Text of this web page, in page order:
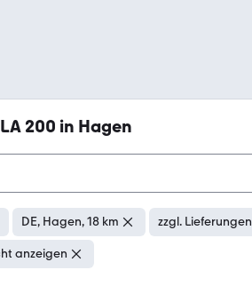
200 in Hagen
DE, Hagen, 18 km zzgl. Lieferungen
anzeigen